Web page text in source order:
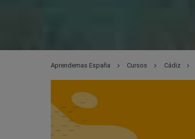
Aprendemas España Cursos Cádiz